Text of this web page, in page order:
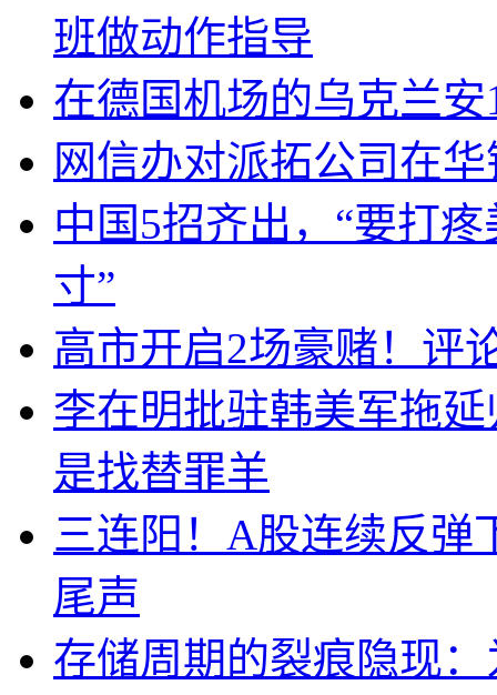
班做动作指导
在德国机场的乌克兰
网信办对派拓公司在
中国5招齐出，“要打
寸”
高市开启2场豪赌！评
李在明批驻韩美军拖
是找替罪羊
三连阳！A股连续反弹
尾声
存储周期的裂痕隐现